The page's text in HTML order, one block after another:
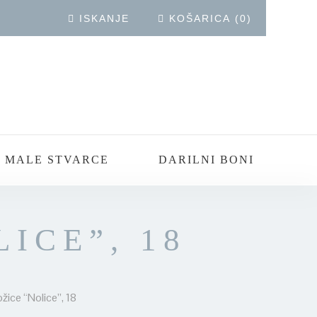
ISKANJE KOŠARICA (0)
MALE STVARCE DARILNI BONI
18
“Nolice”, 18